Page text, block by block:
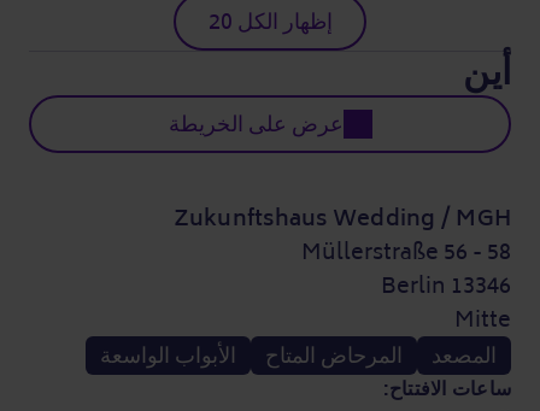
إظهار الكل 20
أين
عرض على الخريطة
Zukunftshaus Wedding / MGH
Müllerstraße 56 - 58
13346 Berlin
Mitte
المصعد
المرحاض المتاح الأبواب الواسعة
ساعات الافتتاح: